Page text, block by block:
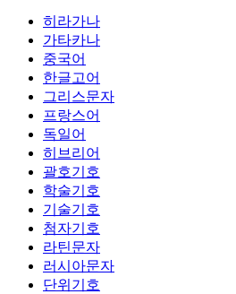
히라가나
가타카나
중국어
한글고어
그리스문자
프랑스어
독일어
히브리어
괄호기호
학술기호
기술기호
첨자기호
라틴문자
러시아문자
단위기호